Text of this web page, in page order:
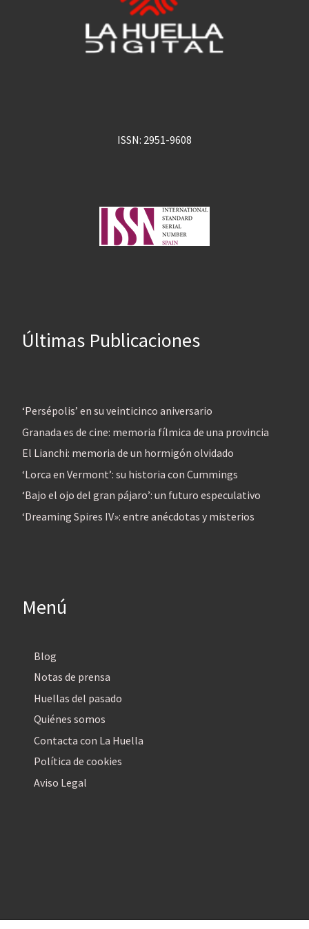
ISSN: 2951-9608
Últimas Publicaciones
‘Persépolis’ en su veinticinco aniversario
Granada es de cine: memoria fílmica de una provincia
El Lianchi: memoria de un hormigón olvidado
‘Lorca en Vermont’: su historia con Cummings
‘Bajo el ojo del gran pájaro’: un futuro especulativo
‘Dreaming Spires IV»: entre anécdotas y misterios
Menú
Blog
Notas de prensa
Huellas del pasado
Quiénes somos
Contacta con La Huella
Política de cookies
Aviso Legal